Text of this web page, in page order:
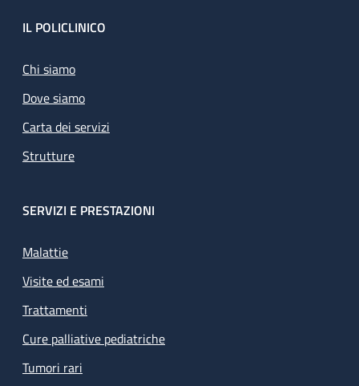
Footer
IL POLICLINICO
Chi siamo
Dove siamo
Carta dei servizi
Strutture
SERVIZI E PRESTAZIONI
Malattie
Visite ed esami
Trattamenti
Cure palliative pediatriche
Tumori rari